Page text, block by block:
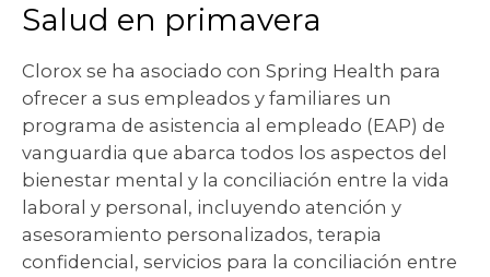
Salud en primavera
Clorox se ha asociado con Spring Health para
ofrecer a sus empleados y familiares un
programa de asistencia al empleado (EAP) de
vanguardia que abarca todos los aspectos del
bienestar mental y la conciliación entre la vida
laboral y personal, incluyendo atención y
asesoramiento personalizados, terapia
confidencial, servicios para la conciliación entre